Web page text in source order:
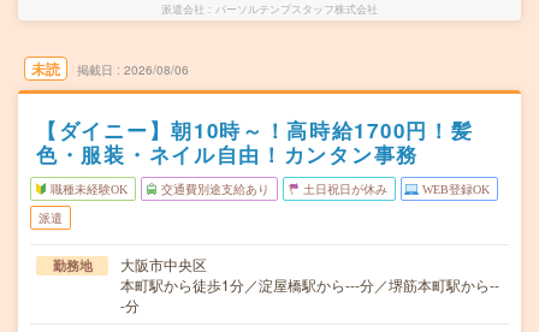
派遣会社 パーソルテンプスタッフ株式会社
未読 掲載日 2026/08/06
【ダイニー】朝10時～！高時給1700円！髪
色・服装・ネイル自由！カンタン事務
職種未経験OK 交通費別途支給あり 土日祝日が休み WEB登録OK
派遣
勤務地
大阪市中央区
本町駅から徒歩1分／淀屋橋駅から---分／堺筋本町駅から--
-分